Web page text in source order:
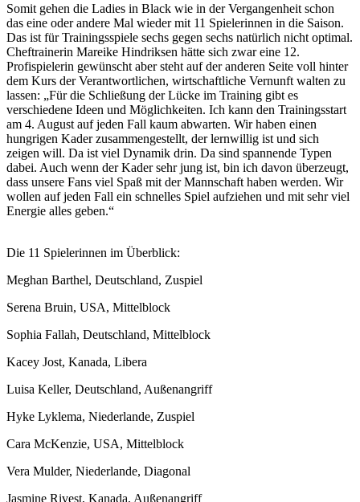
Somit gehen die Ladies in Black wie in der Vergangenheit schon
das eine oder andere Mal wieder mit 11 Spielerinnen in die Saison.
Das ist für Trainingsspiele sechs gegen sechs natürlich nicht optimal.
Cheftrainerin Mareike Hindriksen hätte sich zwar eine 12.
Profispielerin gewünscht aber steht auf der anderen Seite voll hinter
dem Kurs der Verantwortlichen, wirtschaftliche Vernunft walten zu
lassen: „Für die Schließung der Lücke im Training gibt es
verschiedene Ideen und Möglichkeiten. Ich kann den Trainingsstart
am 4. August auf jeden Fall kaum abwarten. Wir haben einen
hungrigen Kader zusammengestellt, der lernwillig ist und sich
zeigen will. Da ist viel Dynamik drin. Da sind spannende Typen
dabei. Auch wenn der Kader sehr jung ist, bin ich davon überzeugt,
dass unsere Fans viel Spaß mit der Mannschaft haben werden. Wir
wollen auf jeden Fall ein schnelles Spiel aufziehen und mit sehr viel
Energie alles geben.“
Die 11 Spielerinnen im Überblick:
Meghan Barthel, Deutschland, Zuspiel
Serena Bruin, USA, Mittelblock
Sophia Fallah, Deutschland, Mittelblock
Kacey Jost, Kanada, Libera
Luisa Keller, Deutschland, Außenangriff
Hyke Lyklema, Niederlande, Zuspiel
Cara McKenzie, USA, Mittelblock
Vera Mulder, Niederlande, Diagonal
Jasmine Rivest, Kanada, Außenangriff